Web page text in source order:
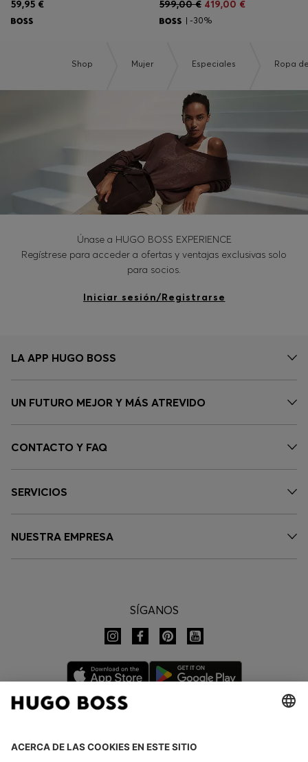
59,95 € 599,00 € 419,00 €
| -30%
Shop Mujer Especiales Ropa
Únase a HUGO BOSS EXPERIENCE
Regístrese para acceder a ofertas y ventajas exclusivas solo
para socios.
Iniciar sesión/Registrarse
LA APP HUGO BOSS
UN FUTURO MEJOR Y MÁS ATREVIDO
CONTACTO Y FAQ
SERVICIOS
NUESTRA EMPRESA
SÍGANOS
CAMBIAR PAÍS: